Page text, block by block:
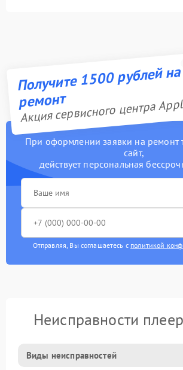
Получите 1500 рублей на
ремонт
Акция сервисного центра
При оформлении заявки на ремонт
сайт,
действует персональная
Отправляя, Вы соглашаетесь с политикой
Неисправности
Виды неисправностей